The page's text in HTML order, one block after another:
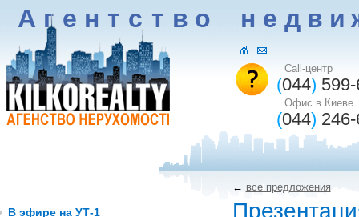
А г е н т c т в о н е д в и
Call-центр
(044)
Офис в Киеве
(044)
В эфире на УТ-1
← все предложения